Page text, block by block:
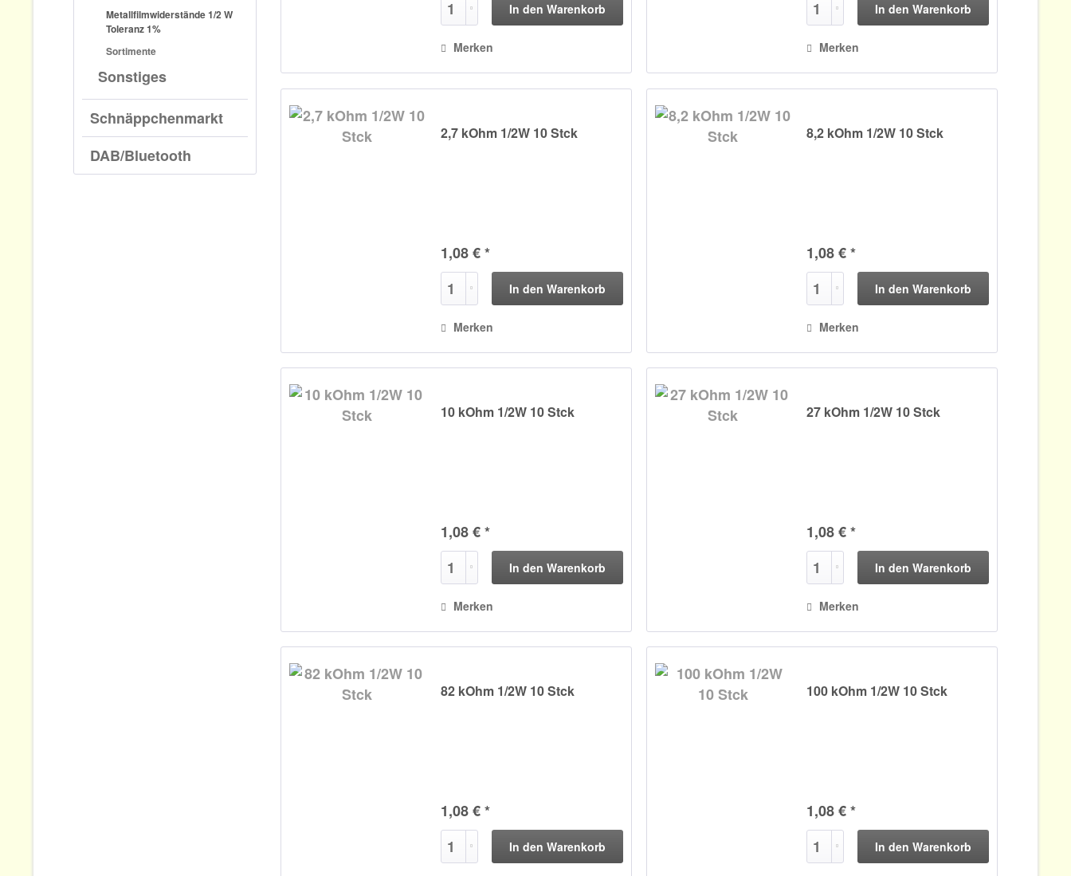
Metallfilmwiderstände 1/2 W
Toleranz 1%
Sortimente
Sonstiges
Schnäppchenmarkt
DAB/Bluetooth
In den Warenkorb
Merken
In den Warenkorb
Merken
2,7 kOhm 1/2W 10 Stck
1,08 € *
In den Warenkorb
Merken
8,2 kOhm 1/2W 10 Stck
1,08 € *
In den Warenkorb
Merken
10 kOhm 1/2W 10 Stck
1,08 € *
In den Warenkorb
Merken
27 kOhm 1/2W 10 Stck
1,08 € *
In den Warenkorb
Merken
82 kOhm 1/2W 10 Stck
1,08 € *
In den Warenkorb
100 kOhm 1/2W 10 Stck
1,08 € *
In den Warenkorb